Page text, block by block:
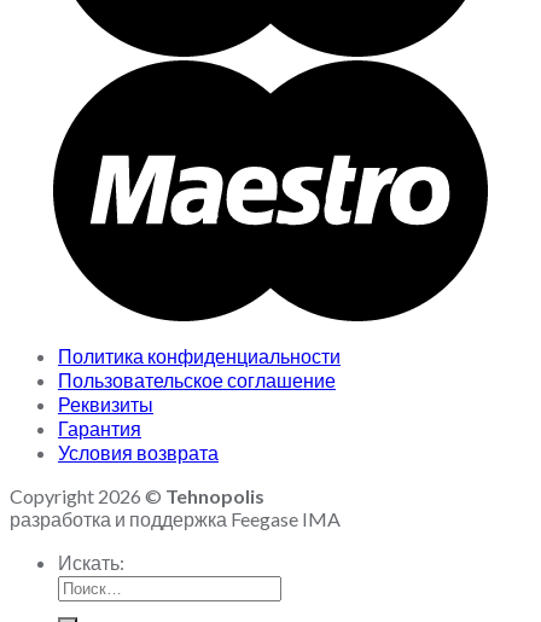
Политика конфиденциальности
Пользовательское соглашение
Реквизиты
Гарантия
Условия возврата
Copyright 2026 © Tehnopolis
разработка и поддержка Feegase IMA
Искать: